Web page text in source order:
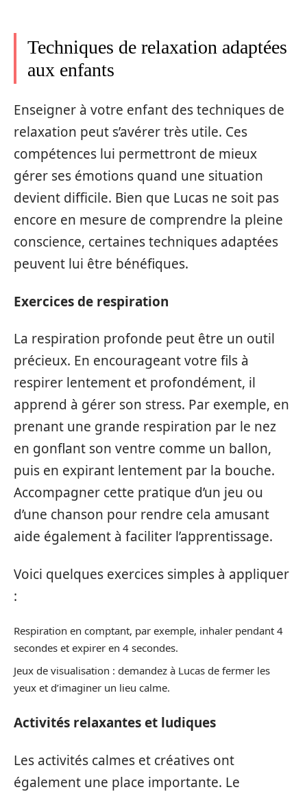
Techniques de relaxation adaptées
aux enfants
Enseigner à votre enfant des techniques de
relaxation peut s’avérer très utile. Ces
compétences lui permettront de mieux
gérer ses émotions quand une situation
devient difficile. Bien que Lucas ne soit pas
encore en mesure de comprendre la pleine
conscience, certaines techniques adaptées
peuvent lui être bénéfiques.
Exercices de respiration
La respiration profonde peut être un outil
précieux. En encourageant votre fils à
respirer lentement et profondément, il
apprend à gérer son stress. Par exemple, en
prenant une grande respiration par le nez
en gonflant son ventre comme un ballon,
puis en expirant lentement par la bouche.
Accompagner cette pratique d’un jeu ou
d’une chanson pour rendre cela amusant
aide également à faciliter l’apprentissage.
Voici quelques exercices simples à appliquer
:
Respiration en comptant, par exemple, inhaler pendant 4
secondes et expirer en 4 secondes.
Jeux de visualisation : demandez à Lucas de fermer les
yeux et d’imaginer un lieu calme.
Activités relaxantes et ludiques
Les activités calmes et créatives ont
également une place importante. Le